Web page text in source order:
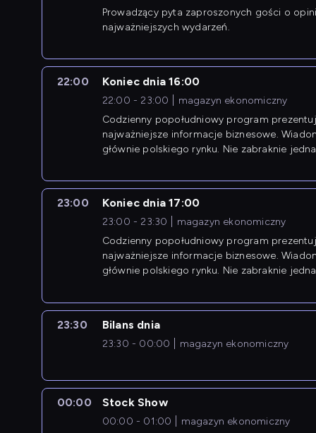
Prowadzący pyta zaproszonych gości o
najważniejszych wydarzeń.
22:00 Koniec dnia 16:00
22:00 - 23:00
magazyn ekonomiczny
Codzienny popołudniowy program
najważniejsze informacje biznesowe.
głównie polskiego rynku. Nie zabraknie
23:00 Koniec dnia 17:00
23:00 - 23:30
magazyn ekonomiczny
Codzienny popołudniowy program
najważniejsze informacje biznesowe.
głównie polskiego rynku. Nie zabraknie
23:30 Bilans dnia
23:30 - 00:00 magazyn ekonomiczny
00:00 Stock Show
00:00 - 01:00
magazyn ekonomiczny